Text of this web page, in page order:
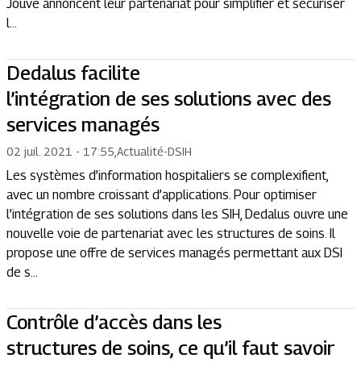
Jouve annoncent leur partenariat pour simplifier et sécuriser
l...
Dedalus facilite
l’intégration de ses solutions avec des
services managés
02 juil. 2021 - 17:55 Actualité-DSIH
Les systèmes d’information hospitaliers se complexifient,
avec un nombre croissant d’applications. Pour optimiser
l’intégration de ses solutions dans les SIH, Dedalus ouvre une
nouvelle voie de partenariat avec les structures de soins. Il
propose une offre de services managés permettant aux DSI
de s...
Contrôle d’accès dans les
structures de soins, ce qu’il faut savoir